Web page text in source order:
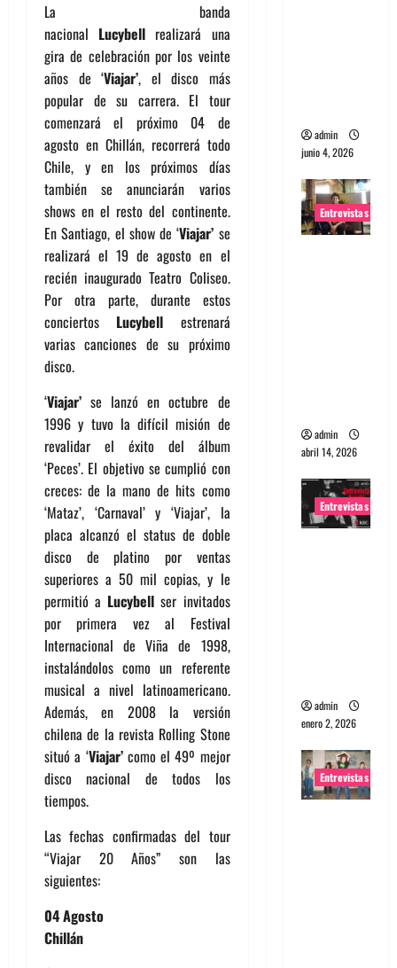
La banda
nacional Lucybell realizará una
gira de celebración por los veinte
años de ‘Viajar’, el disco más
popular de su carrera. El tour
comenzará el próximo 04 de
agosto en Chillán, recorrerá todo
Chile, y en los próximos días
también se anunciarán varios
shows en el resto del continente.
En Santiago, el show de ‘Viajar’ se
realizará el 19 de agosto en el
recién inaugurado Teatro Coliseo.
Por otra parte, durante estos
conciertos Lucybell estrenará
varias canciones de su próximo
disco.
‘Viajar’ se lanzó en octubre de
1996 y tuvo la difícil misión de
revalidar el éxito del álbum
‘Peces’. El objetivo se cumplió con
creces: de la mano de hits como
‘Mataz’, ‘Carnaval’ y ‘Viajar’, la
placa alcanzó el status de doble
disco de platino por ventas
superiores a 50 mil copias, y le
permitió a Lucybell ser invitados
por primera vez al Festival
Internacional de Viña de 1998,
instalándolos como un referente
musical a nivel latinoamericano.
Además, en 2008 la versión
chilena de la revista Rolling Stone
situó a ‘Viajar’como el 49º mejor
disco nacional de todos los
tiempos.
Las fechas confirmadas del tour
“Viajar 20 Años” son las
siguientes:
04 Agosto
Chillán
admin
junio 4, 2026
Entrevistas
admin
abril 14, 2026
Entrevistas
admin
enero 2, 2026
Entrevistas